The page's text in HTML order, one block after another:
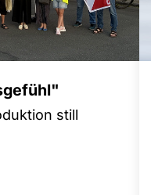
still